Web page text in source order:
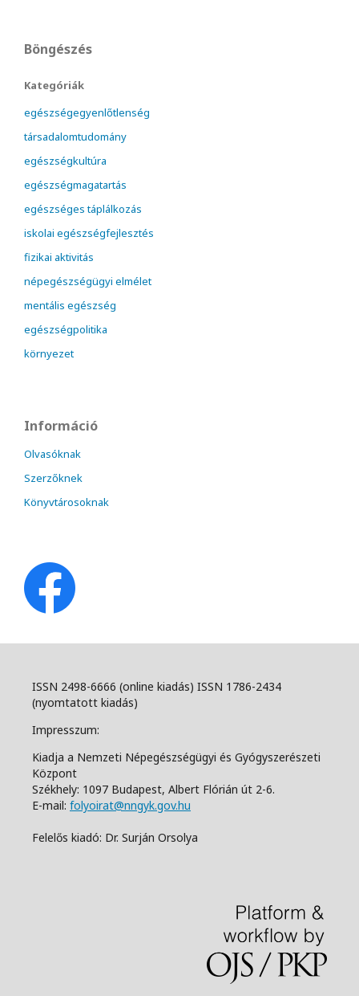
Böngészés
Kategóriák
egészségegyenlőtlenség
társadalomtudomány
egészségkultúra
egészségmagatartás
egészséges táplálkozás
iskolai egészségfejlesztés
fizikai aktivitás
népegészségügyi elmélet
mentális egészség
egészségpolitika
környezet
Információ
Olvasóknak
Szerzőknek
Könyvtárosoknak
ISSN 2498-6666 (online kiadás) ISSN 1786-2434
(nyomtatott kiadás)
Impresszum:
Kiadja a Nemzeti Népegészségügyi és Gyógyszerészeti
Központ
Székhely: 1097 Budapest, Albert Flórián út 2-6.
E-mail: folyoirat@nngyk.gov.hu
Felelős kiadó: Dr. Surján Orsolya